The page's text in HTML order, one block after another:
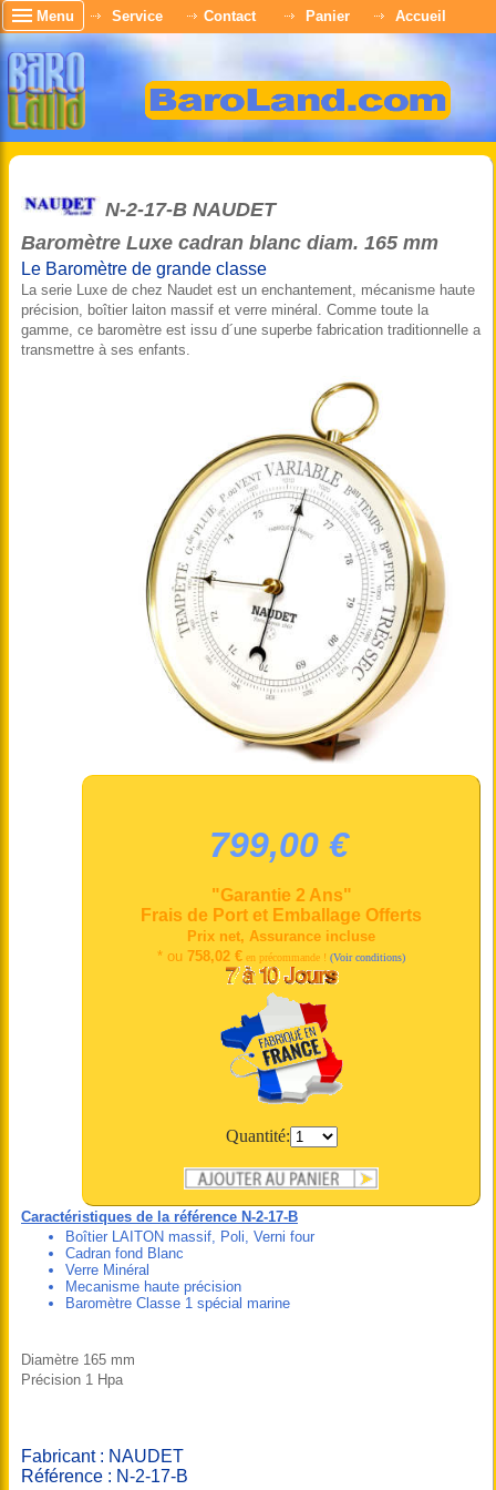
Menu Service Contact Panier Accueil
N-2-17-B NAUDET
Baromètre Luxe cadran blanc diam. 165 mm
Le Baromètre de grande classe
La serie Luxe de chez Naudet est un enchantement, mécanisme haute
précision, boîtier laiton massif et verre minéral. Comme toute la
gamme, ce baromètre est issu d´une superbe fabrication traditionnelle a
transmettre à ses enfants.
799,00 €
"Garantie 2 Ans"
Frais de Port et Emballage Offerts
Prix net, Assurance incluse
* ou 758,02 € en précommande ! (Voir conditions)
Quantité:
Caractéristiques de la référence N-2-17-B
Boîtier LAITON massif, Poli, Verni four
Cadran fond Blanc
Verre Minéral
Mecanisme haute précision
Baromètre Classe 1 spécial marine
Diamètre 165 mm
Précision 1 Hpa
Fabricant : NAUDET
Référence : N-2-17-B